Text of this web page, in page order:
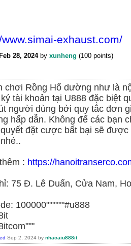
exhaust.com/
28, 2024 by xunheng (100 points)
chơi Rồng Hổ dường như là
tài khoản tại U888 đặc biệt
người dùng bởi quy tắc đơn
hấp dẫn. Không để các bạn
đặt cược bất bại sẽ
: https://
75 Đ. Lê Duẩn, Cửa Nam,
100000""""""#u888
Sep 2, 2024 by nhacaiu888it